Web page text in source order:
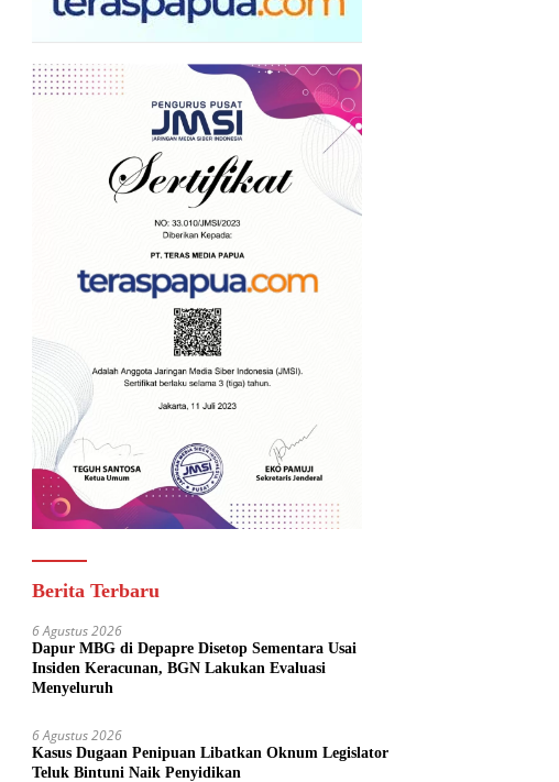
Berita Terbaru
6 Agustus 2026
Dapur MBG di Depapre Disetop Sementara Usai
Insiden Keracunan, BGN Lakukan Evaluasi
Menyeluruh
6 Agustus 2026
Kasus Dugaan Penipuan Libatkan Oknum Legislator
Teluk Bintuni Naik Penyidikan